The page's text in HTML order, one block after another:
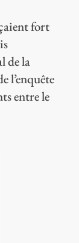
fort
de la
l’enquête
entre le